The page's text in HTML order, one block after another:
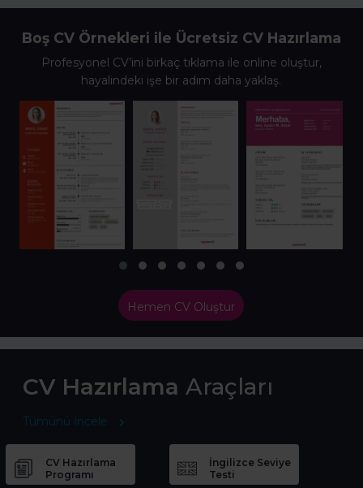
Boş CV Örnekleri ile Ücretsiz CV Hazırlama
Profesyonel CV’ini birkaç tıklama ile online oluştur,
hayalindeki işe bir adım daha yaklaş.
Hemen CV Oluştur
CV Hazırlama Araçları
Tümünü İncele
CV Hazırlama
Programı
İngilizce Seviye
Testi